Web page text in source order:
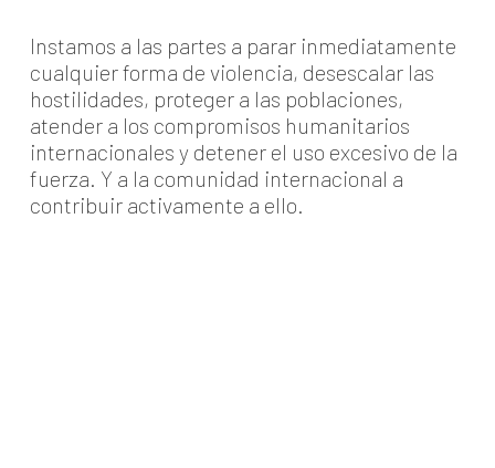
Instamos a las partes a parar inmediatamente
cualquier forma de violencia, desescalar las
hostilidades, proteger a las poblaciones,
atender a los compromisos humanitarios
internacionales y detener el uso excesivo de la
fuerza. Y a la comunidad internacional a
contribuir activamente a ello.